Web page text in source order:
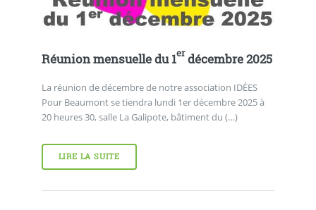
Réunion mensuelle du 1erdécembre 2025
La réunion de décembre de notre association IDÉES
Pour Beaumont se tiendra lundi 1er décembre 2025 à
20 heures 30, salle La Galipote, bâtiment du (…)
LIRE LA SUITE